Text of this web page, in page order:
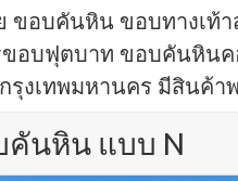
ขอบคันหิน ขอบทางเท้
อบฟุตบาท ขอบคันหินค
รุงเทพมหานคร มีสินค้า
คันหิน แบบ N